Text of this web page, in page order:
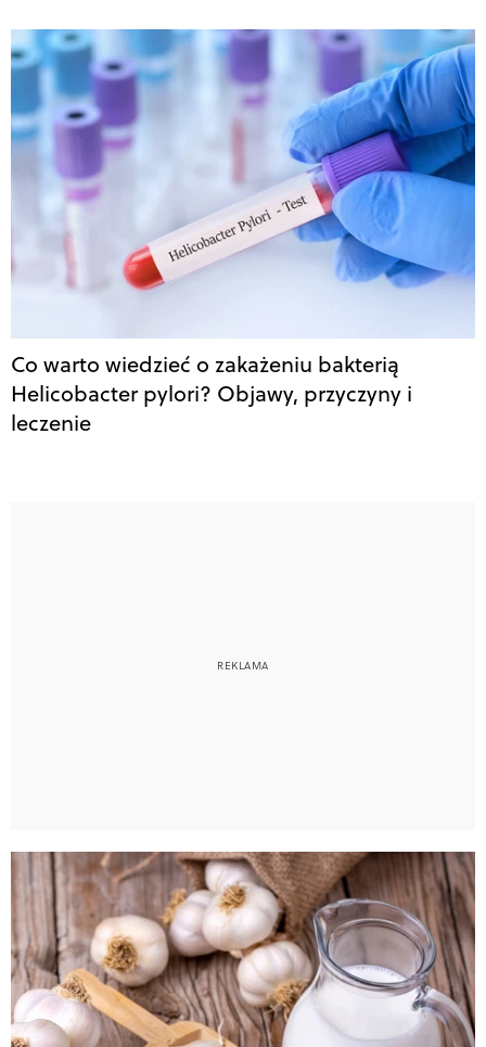
Co warto wiedzieć o zakażeniu bakterią
Helicobacter pylori? Objawy, przyczyny i
leczenie